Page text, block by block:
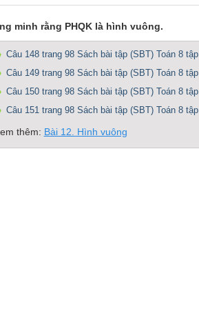
minh rằng PHQK là hình vuông.
Câu 148 trang 98 Sách bài tập (SBT) Toán 8
Câu 149 trang 98 Sách bài tập (SBT) Toán 8
Câu 150 trang 98 Sách bài tập (SBT) Toán 8
Câu 151 trang 98 Sách bài tập (SBT) Toán 8
thêm: Bài 12. Hình vuông